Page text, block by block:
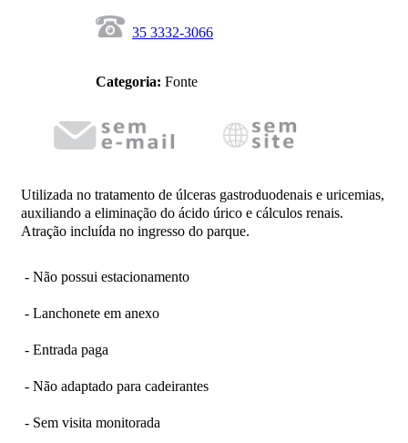
35 3332-3066
Categoria: Fonte
Utilizada no tratamento de úlceras gastroduodenais e uricemias,
auxiliando a eliminação do ácido úrico e cálculos renais.
Atração incluída no ingresso do parque.
- Não possui estacionamento
- Lanchonete em anexo
- Entrada paga
- Não adaptado para cadeirantes
- Sem visita monitorada